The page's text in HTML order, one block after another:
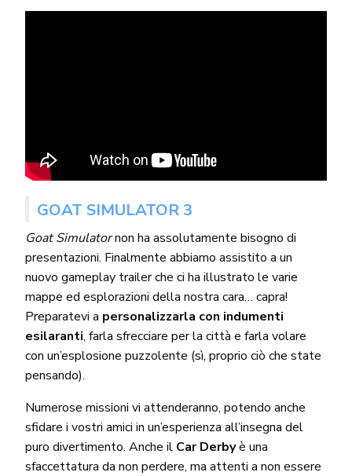
GOAT SIMULATOR 3
Goat Simulatornon ha assolutamente bisogno di
presentazioni. Finalmente abbiamo assistito a un
nuovo gameplay trailer che ci ha illustrato le varie
mappe ed esplorazioni della nostra cara… capra!
Preparatevi a personalizzarla con indumenti
esilaranti, farla sfrecciare per la città e farla volare
con un’esplosione puzzolente (sì, proprio ciò che state
pensando).
Numerose missioni vi attenderanno, potendo anche
sfidare i vostri amici in un’esperienza all’insegna del
puro divertimento. Anche il Car Derbyè una
sfaccettatura da non perdere, ma attenti a non essere